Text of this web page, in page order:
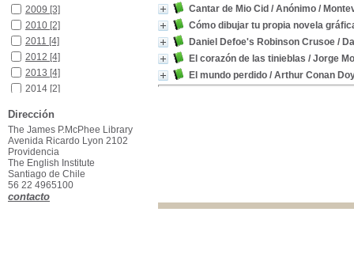
Cantar de Mio Cid / Anónimo /
Cómo dibujar tu propia novela
Daniel Defoe's Robinson Crusoe /
El corazón de las tinieblas / Jorge
El mundo perdido / Arthur Conan
2009 [3]
2010 [2]
2011 [4]
2012 [4]
2013 [4]
2014 [2]
2016[5]
2017[5]
Dirección
The James P.McPhee Library
Avenida Ricardo Lyon 2102
Providencia
The English Institute
Santiago de Chile
56 22 4965100
contacto